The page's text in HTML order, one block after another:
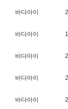
바다아이
바다아이
바다아이
바다아이
바다아이